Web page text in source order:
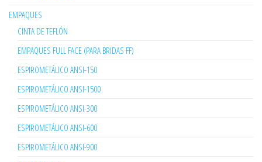
EMPAQUES
CINTA DE TEFLÓN
EMPAQUES FULL FACE (PARA BRIDAS FF)
ESPIROMETÁLICO ANSI-150
ESPIROMETÁLICO ANSI-1500
ESPIROMETÁLICO ANSI-300
ESPIROMETÁLICO ANSI-600
ESPIROMETÁLICO ANSI-900